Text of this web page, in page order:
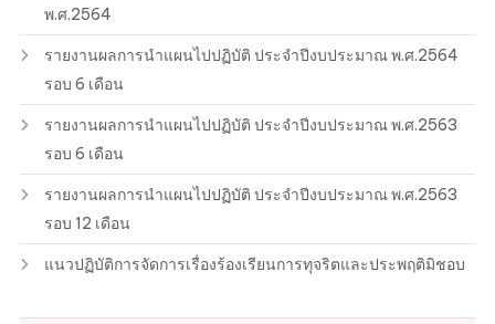
พ.ศ.2564
รายงานผลการนำแผนไปปฏิบัติ ประจำปีงบประมาณ พ.ศ.2564
รอบ 6 เดือน
รายงานผลการนำแผนไปปฏิบัติ ประจำปีงบประมาณ พ.ศ.2563
รอบ 6 เดือน
รายงานผลการนำแผนไปปฏิบัติ ประจำปีงบประมาณ พ.ศ.2563
รอบ 12 เดือน
แนวปฏิบัติการจัดการเรื่องร้องเรียนการทุจริตและประพฤติมิชอบ